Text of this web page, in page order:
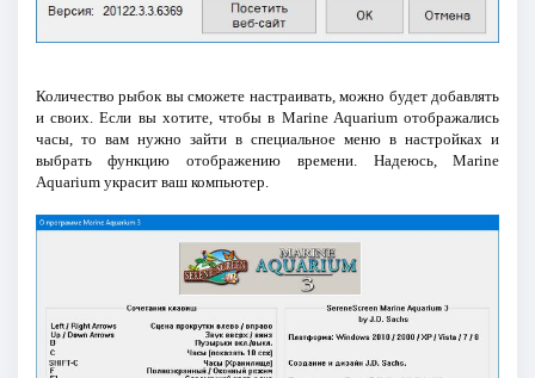
Количество рыбок вы сможете настраивать, можно будет добавлять
и своих. Если вы хотите, чтобы в Marine Aquarium отображались
часы, то вам нужно зайти в специальное меню в настройках и
выбрать функцию отображению времени. Надеюсь, Marine
Aquarium украсит ваш компьютер.